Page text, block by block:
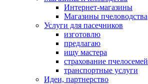
Интернет-магазины
Магазины пчеловодства
Услуги для пасечников
изготовлю
предлагаю
ищу мастера
страхование пчелосемей
транспортные услуги
Идеи, партнерство